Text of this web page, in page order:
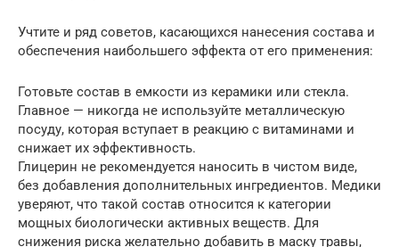
Учтите и ряд советов, касающихся нанесения состава и
обеспечения наибольшего эффекта от его применения:
Готовьте состав в емкости из керамики или стекла.
Главное — никогда не используйте металлическую
посуду, которая вступает в реакцию с витаминами и
снижает их эффективность.
Глицерин не рекомендуется наносить в чистом виде,
без добавления дополнительных ингредиентов. Медики
уверяют, что такой состав относится к категории
мощных биологически активных веществ. Для
снижения риска желательно добавить в маску травы,